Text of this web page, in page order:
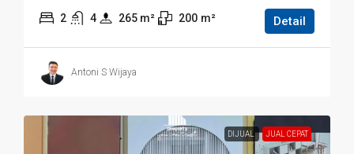
2 4 265 m² 200 m² Detail
Antoni S Wijaya
DIJUAL JUAL CEPAT